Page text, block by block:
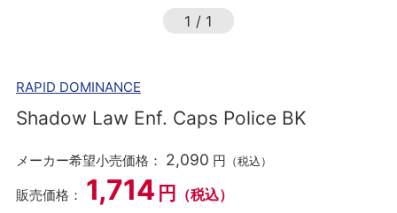
1 / 1
RAPID DOMINANCE
Shadow Law Enf. Caps Police BK
メーカー希望小売価格： 2,090 円 （税込）
販売価格： 1,714 円 （税込）